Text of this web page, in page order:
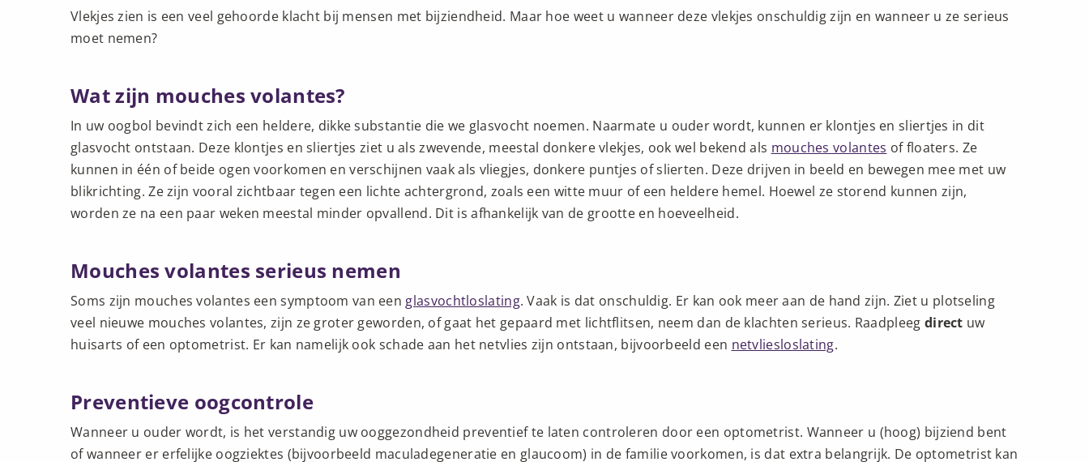
Vlekjes zien is een veel gehoorde klacht bij mensen met bijziendheid. Maar hoe weet u wanneer deze vlekjes onschuldig zijn en wanneer u ze serieus
moet nemen?
Wat zijn mouches volantes?
In uw oogbol bevindt zich een heldere, dikke substantie die we glasvocht noemen. Naarmate u ouder wordt, kunnen er klontjes en sliertjes in dit
glasvocht ontstaan. Deze klontjes en sliertjes ziet u als zwevende, meestal donkere vlekjes, ook wel bekend als mouches volantes of floaters. Ze
kunnen in één of beide ogen voorkomen en verschijnen vaak als vliegjes, donkere puntjes of slierten. Deze drijven in beeld en bewegen mee met uw
blikrichting. Ze zijn vooral zichtbaar tegen een lichte achtergrond, zoals een witte muur of een heldere hemel. Hoewel ze storend kunnen zijn,
worden ze na een paar weken meestal minder opvallend. Dit is afhankelijk van de grootte en hoeveelheid.
Mouches volantes serieus nemen
Soms zijn mouches volantes een symptoom van een glasvochtloslating. Vaak is dat onschuldig. Er kan ook meer aan de hand zijn. Ziet u plotseling
veel nieuwe mouches volantes, zijn ze groter geworden, of gaat het gepaard met lichtflitsen, neem dan de klachten serieus. Raadpleeg direct uw
huisarts of een optometrist. Er kan namelijk ook schade aan het netvlies zijn ontstaan, bijvoorbeeld een netvliesloslating.
Preventieve oogcontrole
Wanneer u ouder wordt, is het verstandig uw ooggezondheid preventief te laten controleren door een optometrist. Wanneer u (hoog) bijziend bent
of wanneer er erfelijke oogziektes (bijvoorbeeld maculadegeneratie en glaucoom) in de familie voorkomen, is dat extra belangrijk. De optometrist kan